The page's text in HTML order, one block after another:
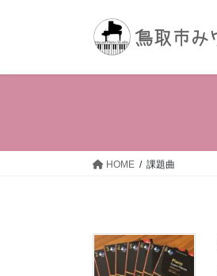
HOME 課題曲